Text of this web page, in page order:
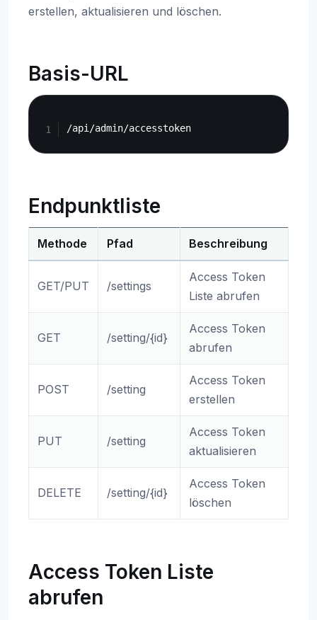
erstellen, aktualisieren und löschen.
Basis-URL
Endpunktliste
Methode Pfad Beschreibung
GET/PUT /settings
Access Token
Liste abrufen
GET /setting/{id}
Access Token
abrufen
POST /setting
Access Token
erstellen
PUT /setting
Access Token
aktualisieren
DELETE /setting/{id}
Access Token
löschen
Access Token Liste
abrufen